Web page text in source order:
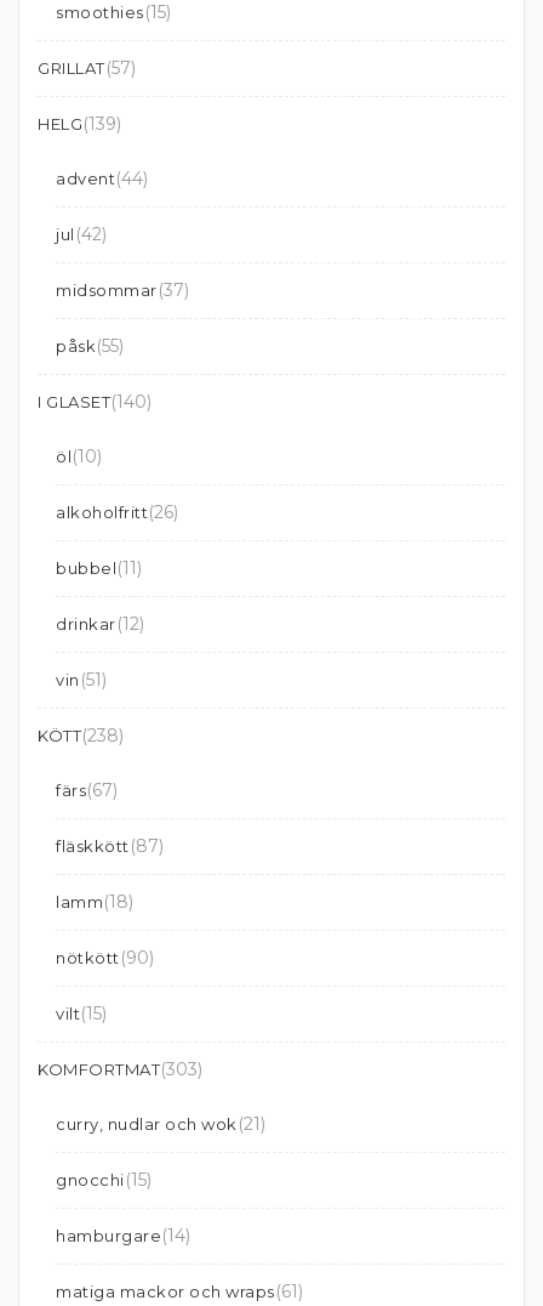
smoothies(15)
GRILLAT(57)
HELG(139)
advent(44)
jul (42)
midsommar(37)
påsk(55)
I GLASET(140)
öl(10)
alkoholfritt(26)
bubbel(11)
drinkar(12)
vin (51)
KÖTT(238)
färs(67)
fläskkött (87)
lamm(18)
nötkött (90)
vilt(15)
KOMFORTMAT(303)
curry, nudlar och wok (21)
gnocchi(15)
hamburgare(14)
matiga mackor och wraps(61)